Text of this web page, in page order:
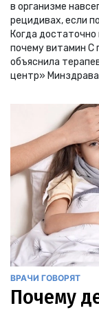
в организме
рецидивах, если
Когда достаточно
почему витамин С
объяснила
центр»
ВРАЧИ ГОВОРЯТ
Почему